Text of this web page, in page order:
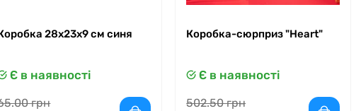
28x23x9 см синя
Є в наявності
грн
Коробка-сюрприз "Heart"
Є в наявності
502.50 грн